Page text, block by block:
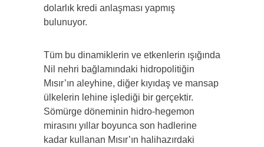
dolarlık kredi anlaşması yapmış
bulunuyor.
Tüm bu dinamiklerin ve etkenlerin ışığında
Nil nehri bağlamındaki hidropolitiğin
Mısır’ın aleyhine, diğer kıyıdaş ve mansap
ülkelerin lehine işlediği bir gerçektir.
Sömürge döneminin hidro-hegemon
mirasını yıllar boyunca son hadlerine
kadar kullanan Mısır’ın halihazırdaki